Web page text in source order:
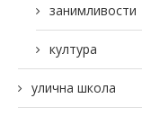
занимливости
култура
улична школа